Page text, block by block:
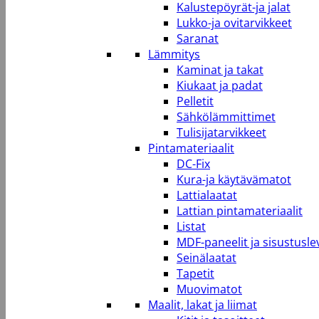
Kalustepöyrät-ja jalat
Lukko-ja ovitarvikkeet
Saranat
Lämmitys
Kaminat ja takat
Kiukaat ja padat
Pelletit
Sähkölämmittimet
Tulisijatarvikkeet
Pintamateriaalit
DC-Fix
Kura-ja käytävämatot
Lattialaatat
Lattian pintamateriaalit
Listat
MDF-paneelit ja
Seinälaatat
Tapetit
Muovimatot
Maalit, lakat ja liimat